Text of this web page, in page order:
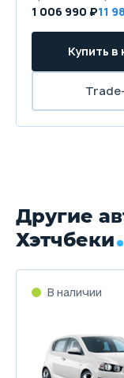
1 006 990 ₽11
Другие
Хэтчбеки